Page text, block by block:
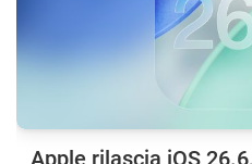
Apple rilascia iOS